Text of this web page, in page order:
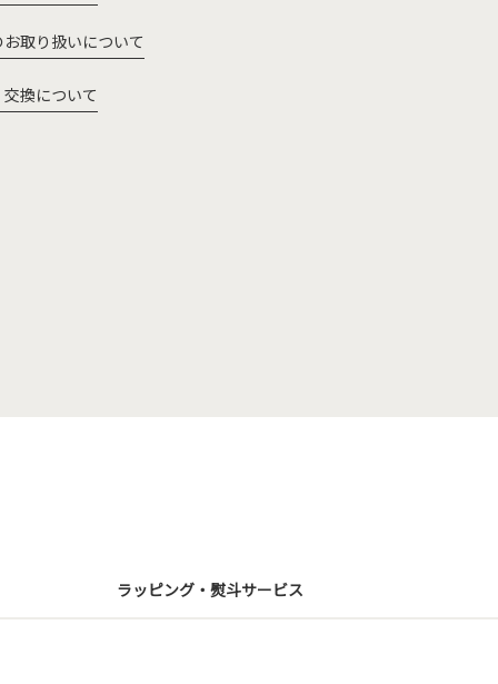
お取り扱いについて
換について
ラッピング・熨斗サービス